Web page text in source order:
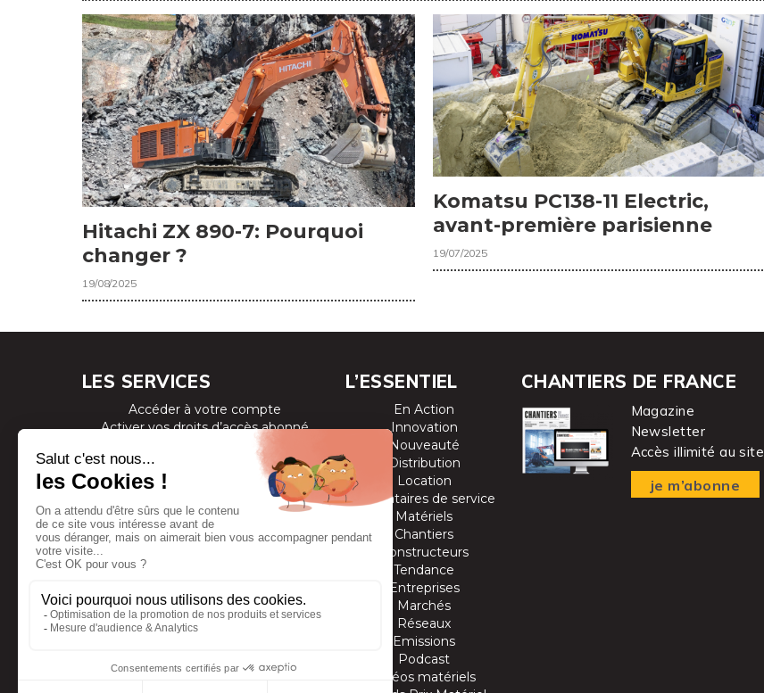
Hitachi ZX 890-7: Pourquoi
changer ?
19/08/2025
Komatsu PC138-11 Electric,
avant-première parisienne
19/07/2025
LES SERVICES
Accéder à votre compte
Activer vos droits d’accès abonné
Consulter les magazines
S’inscrire aux newsletters
Devenir annonceur
Se connecter à l’extranet annonceur
Nous contacter
L’ESSENTIEL
En Action
Innovation
Nouveauté
Distribution
Location
Prestataires de service
Matériels
Chantiers
Constructeurs
Tendance
Entreprises
Marchés
Réseaux
Emissions
Podcast
Vidéos matériels
CHANTIERS DE FRANCE
Magazine
Newsletter
Accès illimité au site
je m’abonne